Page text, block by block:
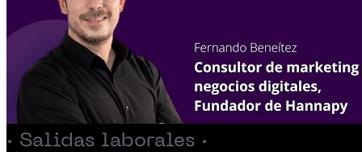
· Salidas laborales ·